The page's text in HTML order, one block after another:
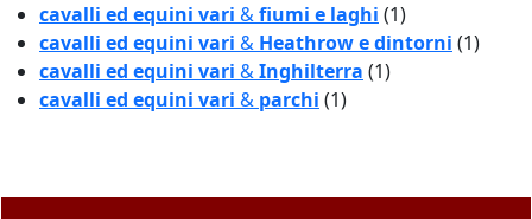
cavalli ed equini vari &fiumi e laghi (1)
cavalli ed equini vari & Heathrow e dintorni (1)
cavalli ed equini vari &Inghilterra (1)
cavalli ed equini vari & parchi (1)